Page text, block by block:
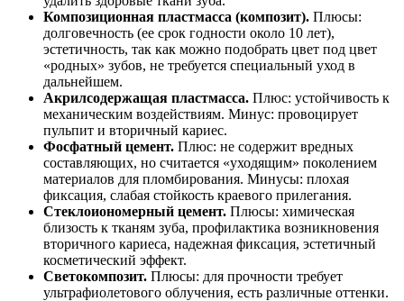
Композиционная пластмасса (композит). Плюсы:
долговечность (ее срок годности около 10 лет),
эстетичность, так как можно подобрать цвет под цвет
«родных» зубов, не требуется специальный уход в
дальнейшем.
Акрилсодержащая пластмасса. Плюс: устойчивость к
механическим воздействиям. Минус: провоцирует
пульпит и вторичный кариес.
Фосфатный цемент. Плюс: не содержит вредных
составляющих, но считается «уходящим» поколением
материалов для пломбирования. Минусы: плохая
фиксация, слабая стойкость краевого прилегания.
Стеклоиономерный цемент. Плюсы: химическая
близость к тканям зуба, профилактика возникновения
вторичного кариеса, надежная фиксация, эстетичный
косметический эффект.
Светокомпозит. Плюсы: для прочности требует
ультрафиолетового облучения, есть различные оттенки.